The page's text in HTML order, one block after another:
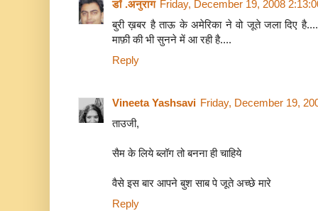
डॉ .अनुराग Friday, December 19, 2008
बुरी ख़बर है ताऊ के अमेरिका ने वो जूते जला दिए
माफ़ी की भी सुनने में आ रही है....
Reply
Vineeta Yashsavi Friday, December 19,
ताउजी,
सैम के लिये ब्लॉग तो बनना ही चाहिये
वैसे इस बार आपने बुश साब पे जूते अच्छे मारे
Reply